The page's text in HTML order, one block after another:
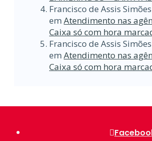
Francisco de Assis
em Atendimento nas
Caixa só com hora
Francisco de Assis
em Atendimento nas
Caixa só com hora